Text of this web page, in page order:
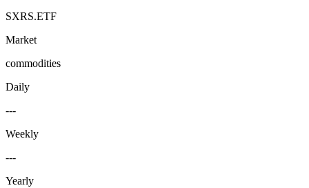
SXRS.ETF
Market
commodities
Daily
---
Weekly
---
Yearly